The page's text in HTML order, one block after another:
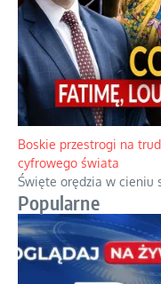
Boskie przestrogi na
cyfrowego świata
Święte orędzia w cieniu
Popularne